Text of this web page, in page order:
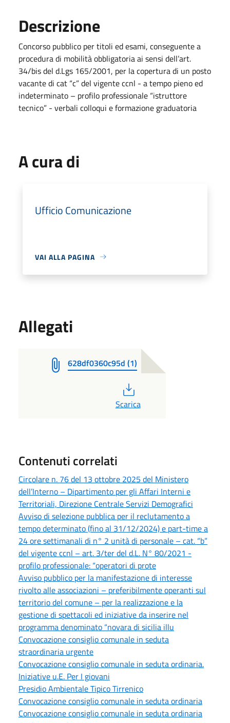
Descrizione
Concorso pubblico per titoli ed esami, conseguente a
procedura di mobilità obbligatoria ai sensi dell’art.
34/bis del d.Lgs 165/2001, per la copertura di un posto
vacante di cat “c” del vigente ccnl - a tempo pieno ed
indeterminato – profilo professionale “istruttore
tecnico” - verbali colloqui e formazione graduatoria
A cura di
Ufficio Comunicazione
VAI ALLA PAGINA
Allegati
628df0360c95d (1)
Scarica
Contenuti correlati
Circolare n. 76 del 13 ottobre 2025 del Ministero
dell’Interno – Dipartimento per gli Affari Interni e
Territoriali, Direzione Centrale Servizi Demografici
Avviso di selezione pubblica per il reclutamento a
tempo determinato (fino al 31/12/2024) e part-time a
24 ore settimanali di n° 2 unità di personale – cat. “b”
del vigente ccnl – art. 3/ter del d.L. N° 80/2021 -
profilo professionale: “operatori di prote
Avviso pubblico per la manifestazione di interesse
rivolto alle associazioni – preferibilmente operanti sul
territorio del comune – per la realizzazione e la
gestione di spettacoli ed iniziative da inserire nel
programma denominato “novara di sicilia illu
Convocazione consiglio comunale in seduta
straordinaria urgente
Convocazione consiglio comunale in seduta ordinaria.
Iniziative u.E. Per I giovani
Presidio Ambientale Tipico Tirrenico
Convocazione consiglio comunale in seduta ordinaria
Convocazione consiglio comunale in seduta ordinaria